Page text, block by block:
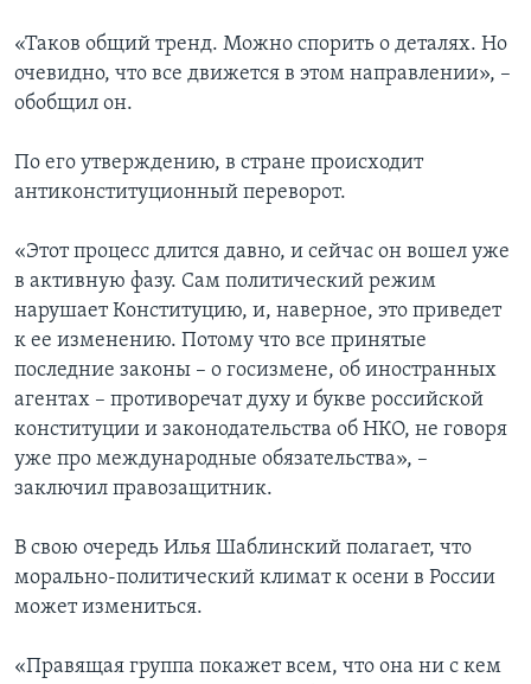
«Таков общий тренд. Можно спорить о деталях. Но
очевидно, что все движется в этом направлении», –
обобщил он.
По его утверждению, в стране происходит
антиконституционный переворот.
«Этот процесс длится давно, и сейчас он вошел уже
в активную фазу. Сам политический режим
нарушает Конституцию, и, наверное, это приведет
к ее изменению. Потому что все принятые
последние законы – о госизмене, об иностранных
агентах – противоречат духу и букве российской
конституции и законодательства об НКО, не говоря
уже про международные обязательства», –
заключил правозащитник.
В свою очередь Илья Шаблинский полагает, что
морально-политический климат к осени в России
может измениться.
«Правящая группа покажет всем, что она ни с кем